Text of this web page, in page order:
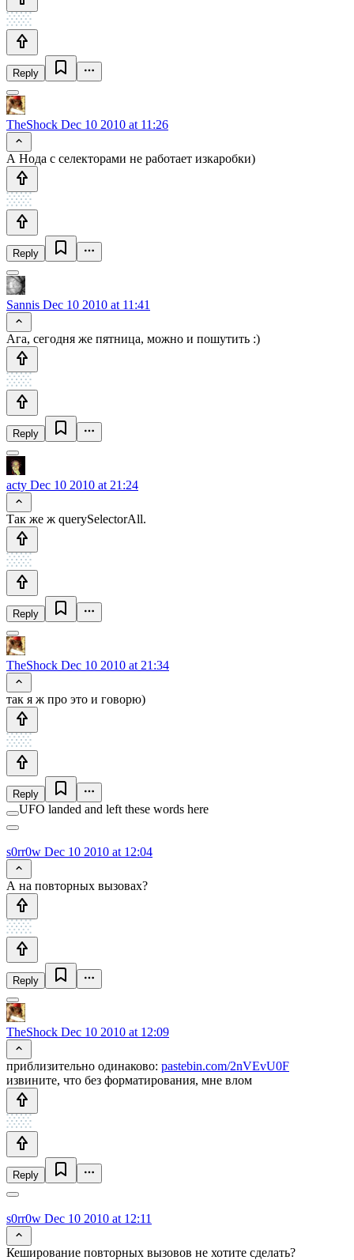
Reply
TheShock Dec 10 2010 at 11:26
А Нода с селекторами не работает изкаробки)
Reply
Sannis Dec 10 2010 at 11:41
Ага, сегодня же пятница, можно и пошутить :)
Reply
acty Dec 10 2010 at 21:24
Так же ж querySelectorAll.
Reply
TheShock Dec 10 2010 at 21:34
так я ж про это и говорю)
Reply
UFO landed and left these words here
s0rr0w Dec 10 2010 at 12:04
А на повторных вызовах?
Reply
TheShock Dec 10 2010 at 12:09
приблизительно одинаково: pastebin.com/2nVEvU0F
извините, что без форматирования, мне влом
Reply
s0rr0w Dec 10 2010 at 12:11
Кеширование повторных вызовов не хотите сделать?